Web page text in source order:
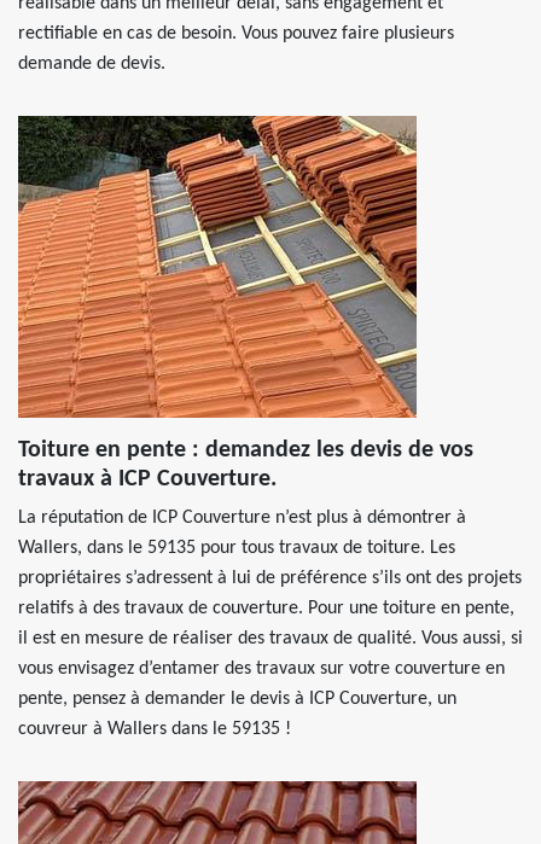
rectifiable en cas de besoin. Vous pouvez faire plusieurs
demande de devis.
Toiture en pente : demandez les devis de vos
travaux à ICP Couverture.
La réputation de ICP Couverture n’est plus à démontrer à
Wallers, dans le 59135 pour tous travaux de toiture. Les
propriétaires s’adressent à lui de préférence s’ils ont des projets
relatifs à des travaux de couverture. Pour une toiture en pente,
il est en mesure de réaliser des travaux de qualité. Vous aussi, si
vous envisagez d’entamer des travaux sur votre couverture en
pente, pensez à demander le devis à ICP Couverture, un
couvreur à Wallers dans le 59135 !